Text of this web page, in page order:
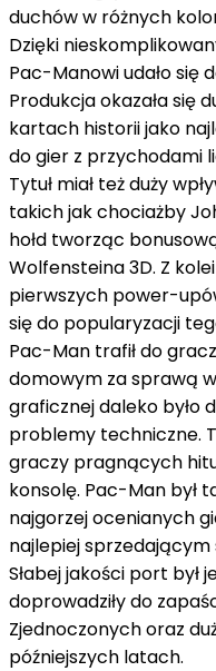
duchów w różnych
Dzięki
Pac-Manowi udało się
Produkcja okazała się
kartach historii jako
do gier z przychodami
Tytuł miał też duży
takich jak chociażby
hołd tworząc
Wolfensteina 3D. Z
pierwszych power-
się do popularyzacji
Pac-Man trafił do
domowym za sprawą
graficznej daleko było
problemy techniczne.
graczy pragnących
konsolę. Pac-Man był
najgorzej ocenianych
najlepiej
Słabej jakości port był
doprowadziły do
Zjednoczonych oraz
późniejszych latach.